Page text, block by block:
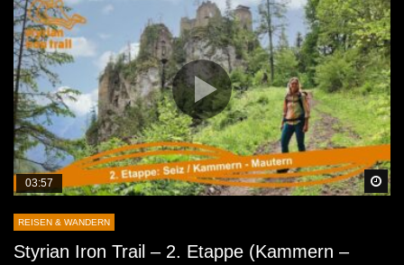
03:57
REISEN & WANDERN
Styrian Iron Trail – 2. Etappe (Kammern –